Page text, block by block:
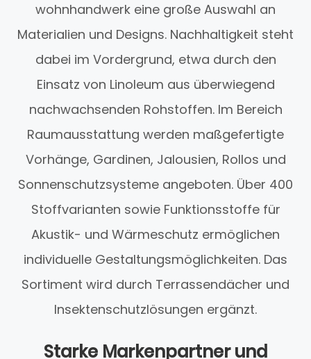
wohnhandwerk eine große Auswahl an
Materialien und Designs. Nachhaltigkeit steht
dabei im Vordergrund, etwa durch den
Einsatz von Linoleum aus überwiegend
nachwachsenden Rohstoffen. Im Bereich
Raumausstattung werden maßgefertigte
Vorhänge, Gardinen, Jalousien, Rollos und
Sonnenschutzsysteme angeboten. Über 400
Stoffvarianten sowie Funktionsstoffe für
Akustik- und Wärmeschutz ermöglichen
individuelle Gestaltungsmöglichkeiten. Das
Sortiment wird durch Terrassendächer und
Insektenschutzlösungen ergänzt.
Starke Markenpartner und